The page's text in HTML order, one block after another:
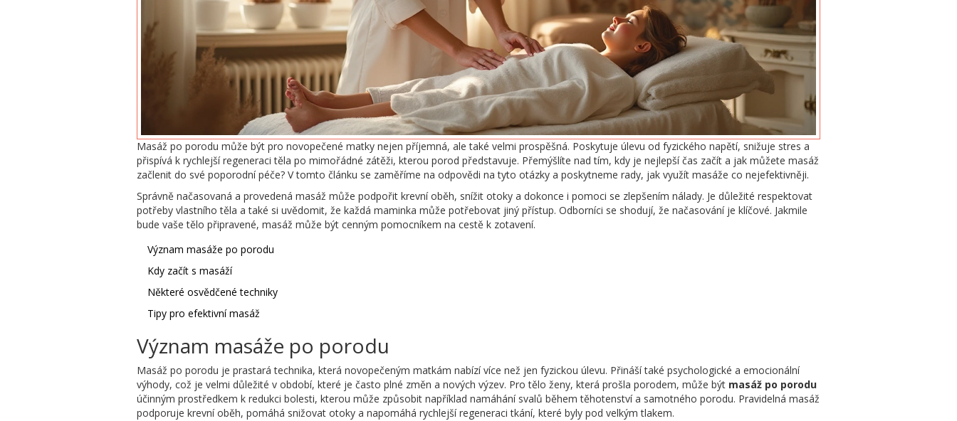
Masáž po porodu může být pro novopečené matky nejen příjemná, ale také velmi prospěšná. Poskytuje úlevu od fyzického napětí, snižuje stres a
přispívá k rychlejší regeneraci těla po mimořádné zátěži, kterou porod představuje. Přemýšlíte nad tím, kdy je nejlepší čas začít a jak můžete masáž
začlenit do své poporodní péče? V tomto článku se zaměříme na odpovědi na tyto otázky a poskytneme rady, jak využít masáže co nejefektivněji.
Správně načasovaná a provedená masáž může podpořit krevní oběh, snížit otoky a dokonce i pomoci se zlepšením nálady. Je důležité respektovat
potřeby vlastního těla a také si uvědomit, že každá maminka může potřebovat jiný přístup. Odborníci se shodují, že načasování je klíčové. Jakmile
bude vaše tělo připravené, masáž může být cenným pomocníkem na cestě k zotavení.
Význam masáže po porodu
Kdy začít s masáží
Některé osvědčené techniky
Tipy pro efektivní masáž
Význam masáže po porodu
Masáž po porodu je prastará technika, která novopečeným matkám nabízí více než jen fyzickou úlevu. Přináší také psychologické a emocionální
výhody, což je velmi důležité v období, které je často plné změn a nových výzev. Pro tělo ženy, která prošla porodem, může být masáž po porodu
účinným prostředkem k redukci bolesti, kterou může způsobit například namáhání svalů během těhotenství a samotného porodu. Pravidelná masáž
podporuje krevní oběh, pomáhá snižovat otoky a napomáhá rychlejší regeneraci tkání, které byly pod velkým tlakem.